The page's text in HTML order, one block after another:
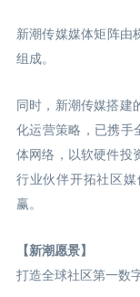
新潮传媒媒体矩阵由
组成。
同时，新潮传媒搭建
化运营策略，已携手
体网络，以软硬件投
行业伙伴开拓社区
赢。
【新潮愿景】
打造全球社区第一数